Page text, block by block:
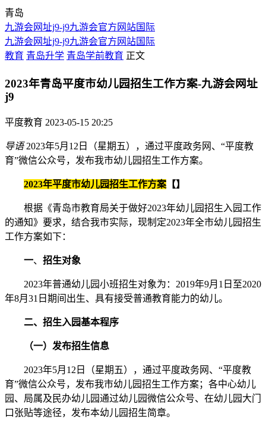
青岛
九游会网址j9-j9九游会官方网站国际
九游会网址j9-j9九游会官方网站国际
教育 青岛升学 青岛学前教育 正文
2023年青岛平度市幼儿园招生工作方案-九游会网址
j9
平度教育 2023-05-15 20:25
导语2023年5月12日（星期五），通过平度政务网、“平度教
育”微信公众号，发布我市幼儿园招生工作方案。
2023年平度市幼儿园招生工作方案 【】
根据《青岛市教育局关于做好2023年幼儿园招生入园工作
的通知》要求，结合我市实际，现制定2023年全市幼儿园招生
工作方案如下：
一、 招生对象
2023年普通幼儿园小班招生对象为：2019年9月1日至2020
年8月31日期间出生、具有接受普通教育能力的幼儿。
二、招生入园基本程序
（一）发布招生信息
2023年5月12日（星期五），通过平度政务网、“平度教
育”微信公众号，发布我市幼儿园招生工作方案；各中心幼儿
园、局属及民办幼儿园通过幼儿园微信公众号、在幼儿园大门
口张贴等途径，发布本幼儿园招生简章。